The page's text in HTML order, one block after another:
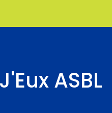
ASBL